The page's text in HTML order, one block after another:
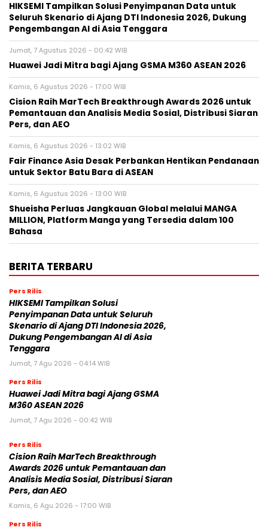
HIKSEMI Tampilkan Solusi Penyimpanan Data untuk
Seluruh Skenario di Ajang DTI Indonesia 2026, Dukung
Pengembangan AI di Asia Tenggara
Jumat, 7 Agustus 2026 - 00:42 WIB
Huawei Jadi Mitra bagi Ajang GSMA M360 ASEAN 2026
Kamis, 6 Agustus 2026 - 17:00 WIB
Cision Raih MarTech Breakthrough Awards 2026 untuk
Pemantauan dan Analisis Media Sosial, Distribusi Siaran
Pers, dan AEO
Kamis, 6 Agustus 2026 - 13:02 WIB
Fair Finance Asia Desak Perbankan Hentikan Pendanaan
untuk Sektor Batu Bara di ASEAN
Kamis, 6 Agustus 2026 - 13:00 WIB
Shueisha Perluas Jangkauan Global melalui MANGA
MILLION, Platform Manga yang Tersedia dalam 100
Bahasa
BERITA TERBARU
Pers Rilis
HIKSEMI Tampilkan Solusi
Penyimpanan Data untuk Seluruh
Skenario di Ajang DTI Indonesia 2026,
Dukung Pengembangan AI di Asia
Tenggara
Jumat, 7 Agu 2026 - 04:14 WIB
Pers Rilis
Huawei Jadi Mitra bagi Ajang GSMA
M360 ASEAN 2026
Jumat, 7 Agu 2026 - 00:42 WIB
Pers Rilis
Cision Raih MarTech Breakthrough
Awards 2026 untuk Pemantauan dan
Analisis Media Sosial, Distribusi Siaran
Pers, dan AEO
Kamis, 6 Agu 2026 - 17:00 WIB
Pers Rilis